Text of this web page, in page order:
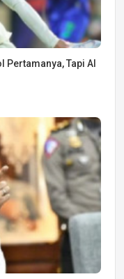
Pertamanya, Tapi Al